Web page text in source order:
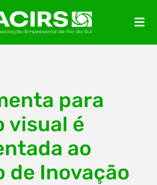
para
visual é
ao
de Inovação